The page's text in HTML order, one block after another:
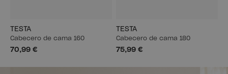
TESTA
Cabecero de cama 160
70,99 €
TESTA
Cabecero de cama 180
75,99 €